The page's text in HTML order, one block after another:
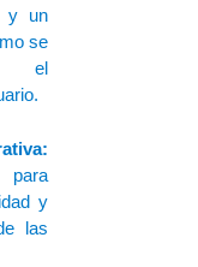
y un
se
el
para
y
las